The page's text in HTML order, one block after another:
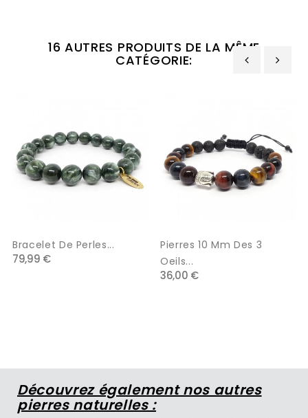
16 AUTRES PRODUITS DE LA MÊME
CATÉGORIE:
Bracelet De Perles...
79,99 €
Pierres 10 Mm Des 3
Oeils...
36,00 €
Découvrez également nos autres
pierres naturelles :